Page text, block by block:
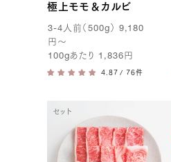
極上モモ＆カルビ
3-4 人前（ 500g ） 9,180
円 〜
100gあたり 1,836 円
/ 76件
セット